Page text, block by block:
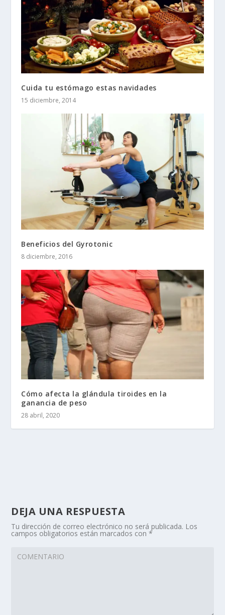
Cuida tu estómago estas navidades
15 diciembre, 2014
Beneficios del Gyrotonic
8 diciembre, 2016
Cómo afecta la glándula tiroides en la
ganancia de peso
28 abril, 2020
DEJA UNA RESPUESTA
Tu dirección de correo electrónico no será publicada. Los
campos obligatorios están marcados con*